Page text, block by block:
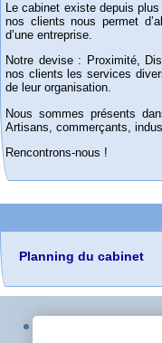
Le cabinet existe depuis
nos clients nous permet
d’une entreprise.
Notre devise : Proximité,
nos clients les services
de leur organisation.
Nous sommes présents
Artisans, commerçants,
Rencontrons-nous !
Planning du cabinet